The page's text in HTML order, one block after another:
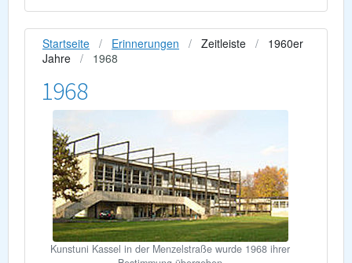
Startseite Erinnerungen Zeitleiste
1960er
Jahre
1968
1968
Kunstuni Kassel in der Menzelstraße wurde 1968 ihrer